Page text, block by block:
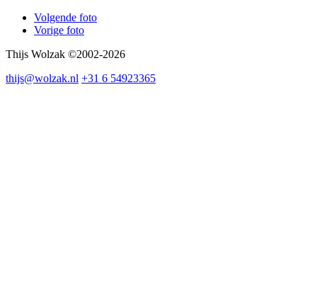
Volgende foto
Vorige foto
Thijs Wolzak ©2002-2026
thijs@wolzak.nl +31 6 54923365